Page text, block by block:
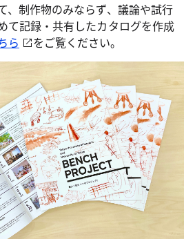
、制作物のみならず、議論や試行
て記録・共有したカタログを作成
ら をご覧ください。